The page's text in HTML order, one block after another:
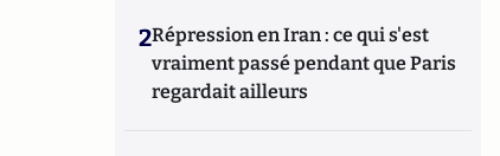
2Répression en Iran : ce qui s'est
vraiment passé pendant que Paris
regardait ailleurs